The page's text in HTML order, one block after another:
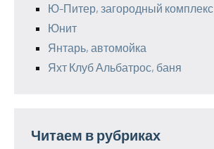
Ю-Питер, загородный комплекс
Юнит
Янтарь, автомойка
Яхт Клуб Альбатрос, баня
Читаем в рубриках